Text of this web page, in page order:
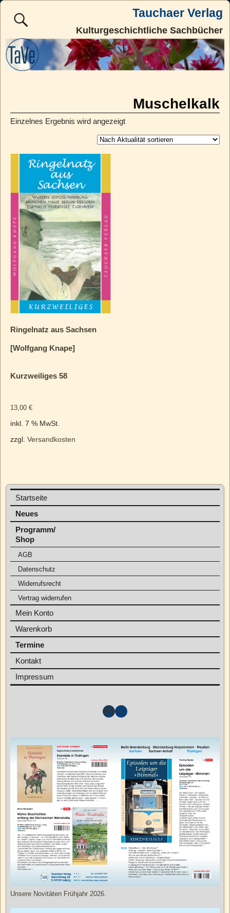
Tauchaer Verlag
Kulturgeschichtliche Sachbücher
Muschelkalk
Einzelnes Ergebnis wird angezeigt
Ringelnatz aus Sachsen
[Wolfgang Knape]
Kurzweiliges 58
13,00 €
inkl. 7 % MwSt.
zzgl. Versandkosten
Startseite
Neues
Programm/
Shop
AGB
Datenschutz
Widerrufsrecht
Vertrag widerrufen
Mein Konto
Warenkorb
Termine
Kontakt
Impressum
Unsere Novitäten Frühjahr 2026.